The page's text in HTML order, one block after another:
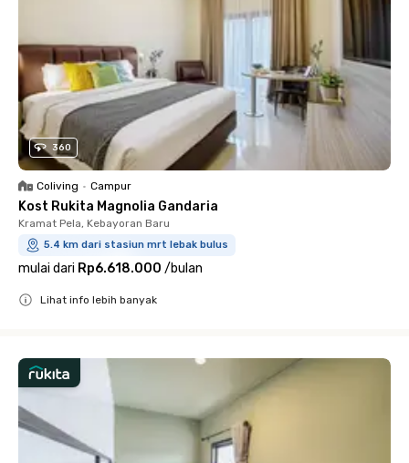
360
Coliving • Campur
Kost Rukita Magnolia Gandaria
Kramat Pela, Kebayoran Baru
5.4 km dari stasiun mrt lebak bulus
mulai dari Rp6.618.000 /bulan
Lihat info lebih banyak